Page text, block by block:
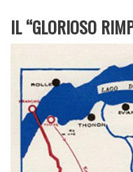
IL “GLORIOSO